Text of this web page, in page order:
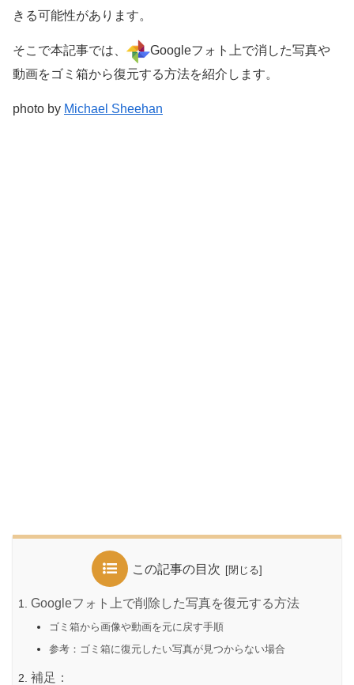
きる可能性があります。
そこで本記事では、
Googleフォト上で消した写真や
動画をゴミ箱から復元する方法を紹介します。
photo by Michael Sheehan
この記事の目次
Googleフォト上で削除した写真を復元する方法
ゴミ箱から画像や動画を元に戻す手順
参考：ゴミ箱に復元したい写真が見つからない場合
補足：